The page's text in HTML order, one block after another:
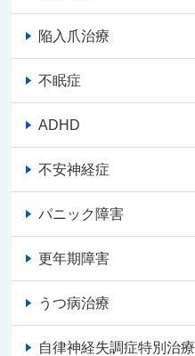
陥入爪治療
不眠症
ADHD
不安神経症
パニック障害
更年期障害
うつ病治療
自律神経失調症特別治療